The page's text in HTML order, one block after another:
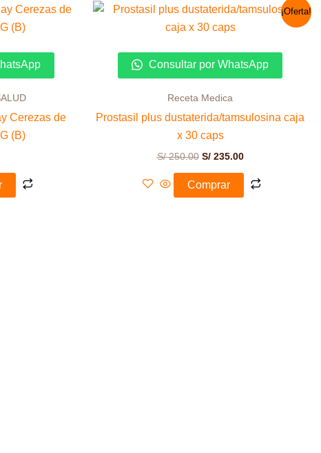
Cerezas de
(B)
¡Oferta!
Consultar por WhatsApp
Receta Medica
Prostasil plus dustaterida/tamsulosina caja
x 30 caps
S/250.00
El
original
S/ 250.00.
S/235.00
El
S/ 235.00.
Comprar